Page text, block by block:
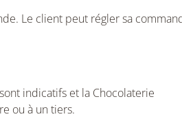
Le client peut régler sa
indicatifs et la Chocolaterie
ou à un tiers.